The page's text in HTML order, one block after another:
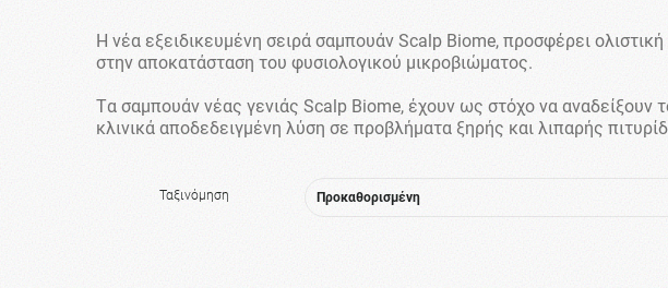
Η νέα εξειδικευμένη σειρά σαμπουάν Scalp Biome, προσφέρει
στην αποκατάσταση του φυσιολογικού μικροβιώματος.
Tα σαμπουάν νέας γενιάς Scalp Biome, έχουν ως στόχο να
κλινικά αποδεδειγμένη λύση σε προβλήματα ξηρής και λιπαρής
Ταξινόμηση